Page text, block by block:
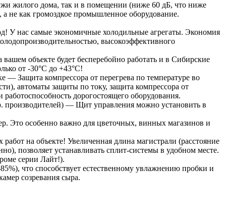
жилого дома, так и в помещении (ниже 60 дБ, что ниже
не как громоздкое промышленное оборудование.
У нас самые экономичные холодильные агрегаты. Экономия
высокоэффективного
объекте будет бесперебойно работать и в Сибирские
от -30°С до +43°С!
Защита компрессора от перегрева по температуре во
автоматы защиты по току, защита компрессора от
дорогостоящего оборудования.
производителей) — Щит управления можно установить в
Это особенно важно для цветочных, винных магазинов и
на объекте! Увеличенная длина магистрали (расстояние
позволяет устанавливать сплит-системы в удобном месте.
серии Лайт!).
что способствует естественному увлажнению пробки и
созревания сыра.